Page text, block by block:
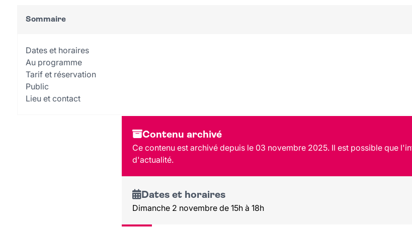
Sommaire
Dates et horaires
Au programme
Tarif et réservation
Public
Lieu et contact
Contenu archivé
Ce contenu est archivé depuis le 03 novembre 2025. Il est possible que
d'actualité.
Dates et horaires
Dimanche 2 novembre de 15h à 18h